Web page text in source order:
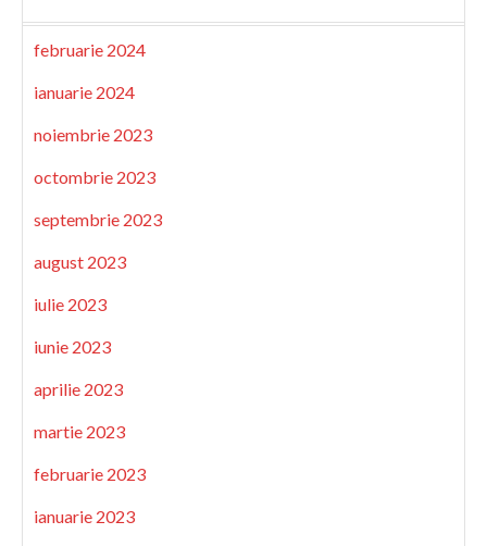
februarie 2024
ianuarie 2024
noiembrie 2023
octombrie 2023
septembrie 2023
august 2023
iulie 2023
iunie 2023
aprilie 2023
martie 2023
februarie 2023
ianuarie 2023